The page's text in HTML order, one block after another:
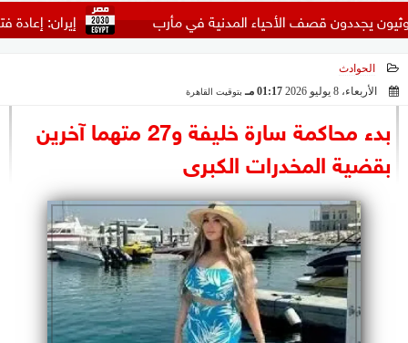
السياسة
الرئاسة
البرلمان
الوزارات
الأحزاب
إيران: إعادة فتح مضيق قصف الأحياء المدنية في مأرب
الحوادث
الأربعاء، 8 يوليو 2026
01:17 مـ بتوقيت القاهرة
بدء محاكمة سارة خليفة و27 متهما آخرين
بقضية المخدرات الكبرى